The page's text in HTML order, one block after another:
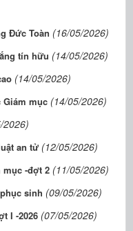
Đức Toàn (16/05/2026)
tín hữu (14/05/2026)
(14/05/2026)
Giám mục (14/05/2026)
2026)
an tử (12/05/2026)
mục -đợt 2 (11/05/2026)
sinh (09/05/2026)
I -2026 (07/05/2026)